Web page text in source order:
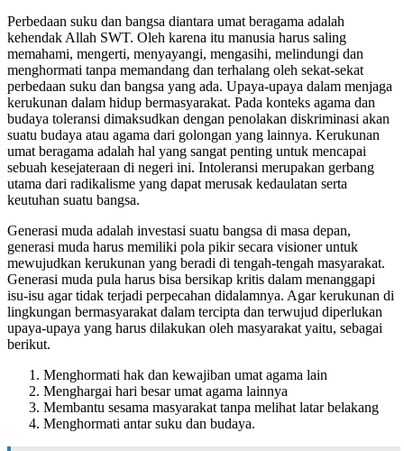
Perbedaan suku dan bangsa diantara umat beragama adalah
kehendak Allah SWT. Oleh karena itu manusia harus saling
memahami, mengerti, menyayangi, mengasihi, melindungi dan
menghormati tanpa memandang dan terhalang oleh sekat-sekat
perbedaan suku dan bangsa yang ada. Upaya-upaya dalam menjaga
kerukunan dalam hidup bermasyarakat. Pada konteks agama dan
budaya toleransi dimaksudkan dengan penolakan diskriminasi akan
suatu budaya atau agama dari golongan yang lainnya. Kerukunan
umat beragama adalah hal yang sangat penting untuk mencapai
sebuah kesejateraan di negeri ini. Intoleransi merupakan gerbang
utama dari radikalisme yang dapat merusak kedaulatan serta
keutuhan suatu bangsa.
Generasi muda adalah investasi suatu bangsa di masa depan,
generasi muda harus memiliki pola pikir secara visioner untuk
mewujudkan kerukunan yang beradi di tengah-tengah masyarakat.
Generasi muda pula harus bisa bersikap kritis dalam menanggapi
isu-isu agar tidak terjadi perpecahan didalamnya. Agar kerukunan di
lingkungan bermasyarakat dalam tercipta dan terwujud diperlukan
upaya-upaya yang harus dilakukan oleh masyarakat yaitu, sebagai
berikut.
Menghormati hak dan kewajiban umat agama lain
Menghargai hari besar umat agama lainnya
Membantu sesama masyarakat tanpa melihat latar belakang
Menghormati antar suku dan budaya.